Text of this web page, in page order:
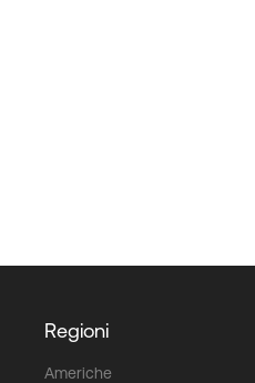
Regioni
Americhe